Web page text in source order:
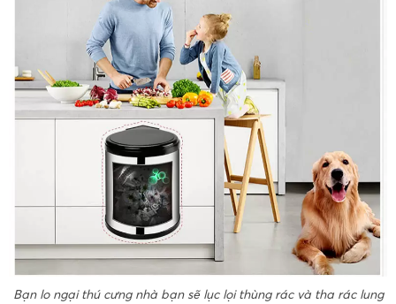
Bạn lo ngại thú cưng nhà bạn sẽ lục lọi thùng rác và tha rác lung